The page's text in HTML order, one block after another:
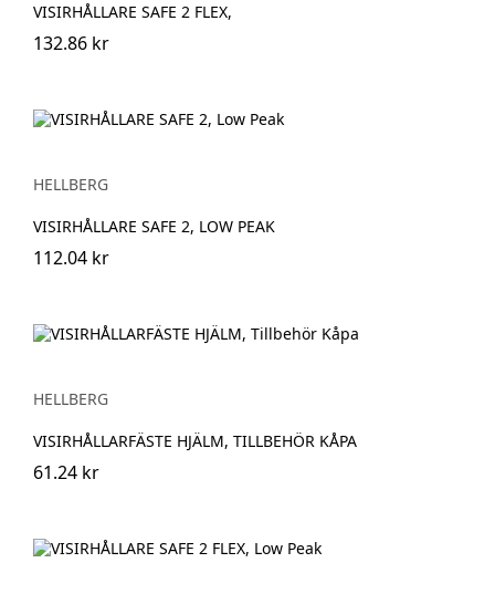
VISIRHÅLLARE SAFE 2 FLEX,
132.86 kr
HELLBERG
VISIRHÅLLARE SAFE 2, LOW PEAK
112.04 kr
HELLBERG
VISIRHÅLLARFÄSTE HJÄLM, TILLBEHÖR KÅPA
61.24 kr